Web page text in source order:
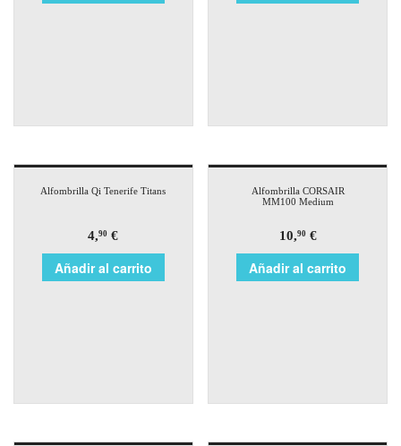
Alfombrilla Qi Tenerife Titans
4,90 €
Añadir al carrito
Alfombrilla CORSAIR
MM100 Medium
10,90€
Añadir al carrito